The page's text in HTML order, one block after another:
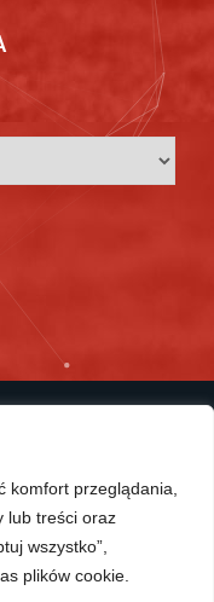
komfort przeglądania,
lub treści oraz
wszystko”,
plików cookie.
Bydgoszcz